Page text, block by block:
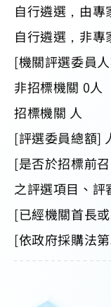
自行遴選，由專
自行遴選，非專
[機關評選委員
非招標機關 0人
招標機關 人
[評選委員總額]
[是否於招標前
之評選項目、
[已經機關首長
[依政府採購法